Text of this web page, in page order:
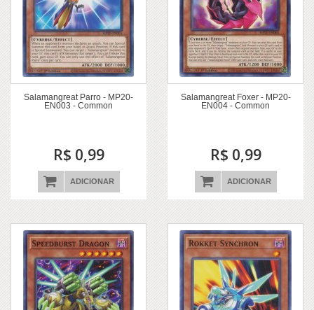
Salamangreat Parro - MP20-
EN003 - Common
R$ 0,99
ADICIONAR
Salamangreat Foxer - MP20-
EN004 - Common
R$ 0,99
ADICIONAR